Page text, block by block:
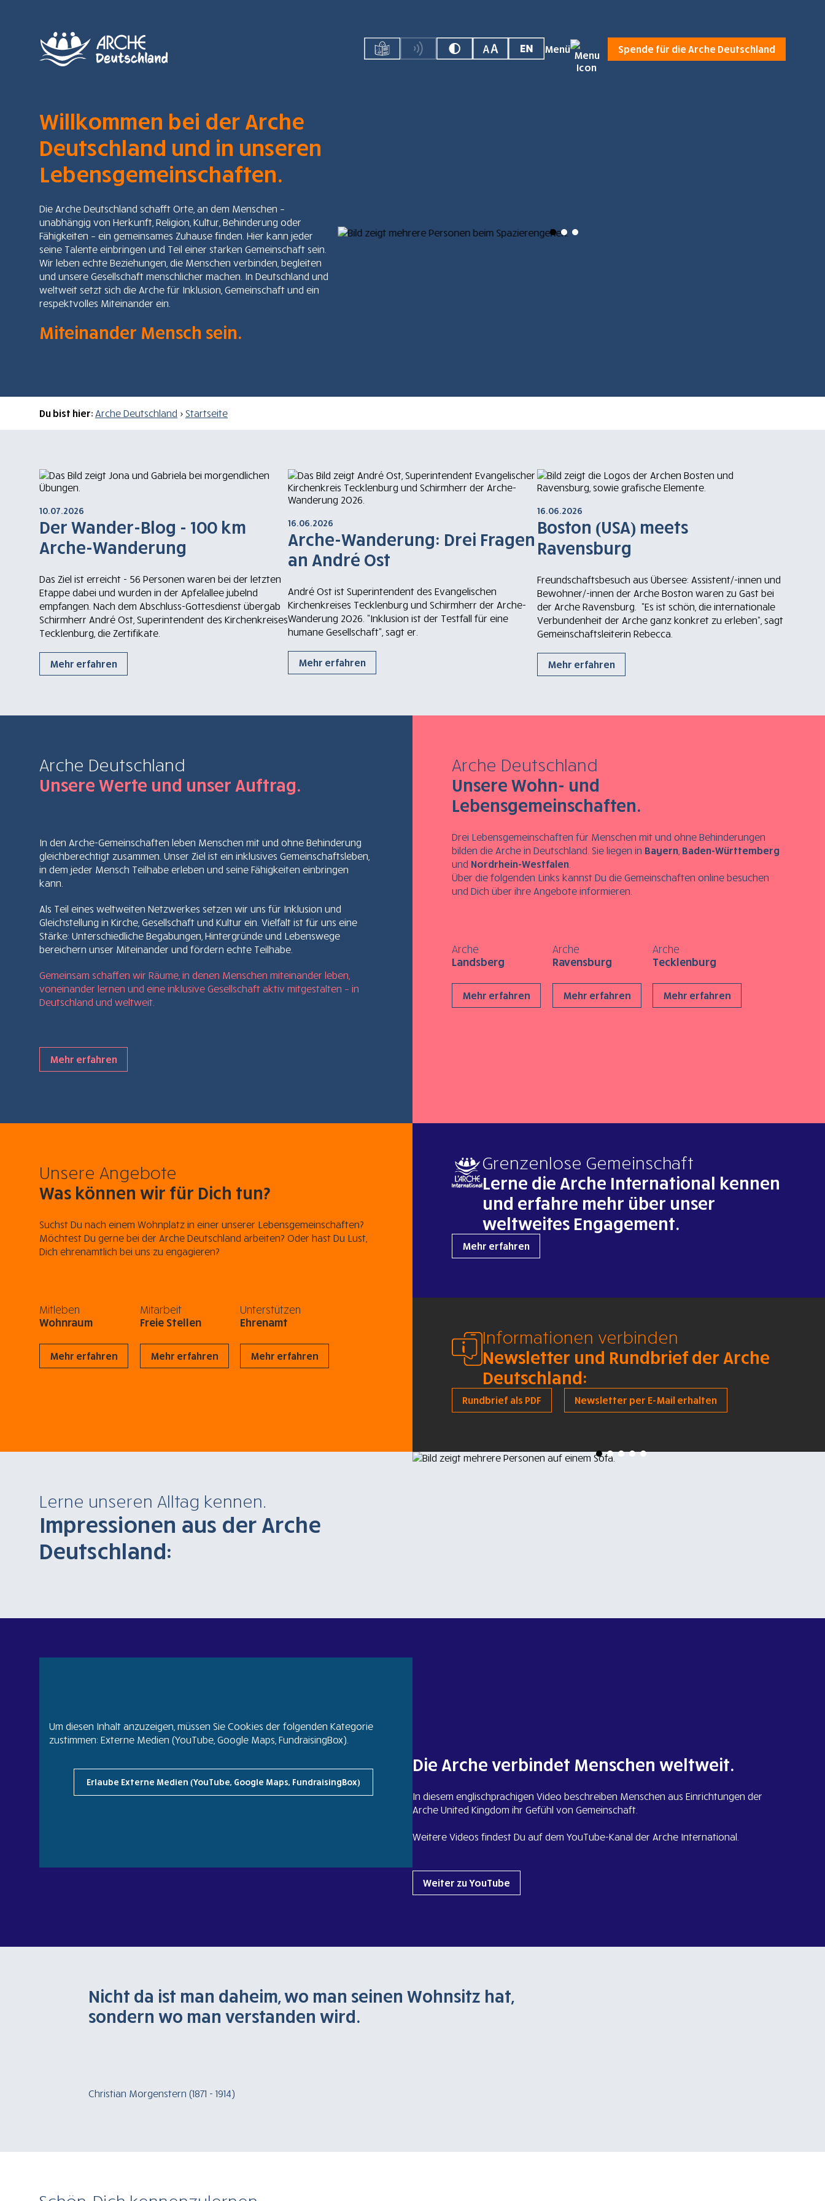
Menü Spende für die Arche Deutschland
Willkommen bei der Arche
Deutschland und in unseren
Lebensgemeinschaften.
Die Arche Deutschland schafft Orte, an dem Menschen –
unabhängig von Herkunft, Religion, Kultur, Behinderung oder
Fähigkeiten – ein gemeinsames Zuhause finden. Hier kann jeder
seine Talente einbringen und Teil einer starken Gemeinschaft sein.
Wir leben echte Beziehungen, die Menschen verbinden, begleiten
und unsere Gesellschaft menschlicher machen. In Deutschland und
weltweit setzt sich die Arche für Inklusion, Gemeinschaft und ein
respektvolles Miteinander ein.
Miteinander Mensch sein.
Du bist hier: Arche Deutschland > Startseite
10.07.2026
Der Wander-Blog - 100 km
Arche-Wanderung
Das Ziel ist erreicht - 56 Personen waren bei der letzten
Etappe dabei und wurden in der Apfelallee jubelnd
empfangen. Nach dem Abschluss-Gottesdienst übergab
Schirmherr André Ost, Superintendent des Kirchenkreises
Tecklenburg, die Zertifikate.
Mehr erfahren
16.06.2026
Arche-Wanderung: Drei Fragen
an André Ost
André Ost ist Superintendent des Evangelischen
Kirchenkreises Tecklenburg und Schirmherr der Arche-
Wanderung 2026. "Inklusion ist der Testfall für eine
humane Gesellschaft", sagt er.
Mehr erfahren
16.06.2026
Boston (USA) meets
Ravensburg
Freundschaftsbesuch aus Übersee: Assistent/-innen und
Bewohner/-innen der Arche Boston waren zu Gast bei
der Arche Ravensburg. "Es ist schön, die internationale
Verbundenheit der Arche ganz konkret zu erleben“, sagt
Gemeinschaftsleiterin Rebecca.
Mehr erfahren
Arche Deutschland
Unsere Werte und unser Auftrag.
In den Arche-Gemeinschaften leben Menschen mit und ohne Behinderung
gleichberechtigt zusammen. Unser Ziel ist ein inklusives Gemeinschaftsleben,
in dem jeder Mensch Teilhabe erleben und seine Fähigkeiten einbringen
kann.
Als Teil eines weltweiten Netzwerkes setzen wir uns für Inklusion und
Gleichstellung in Kirche, Gesellschaft und Kultur ein. Vielfalt ist für uns eine
Stärke: Unterschiedliche Begabungen, Hintergründe und Lebenswege
bereichern unser Miteinander und fördern echte Teilhabe.
Gemeinsam schaffen wir Räume, in denen Menschen miteinander leben,
voneinander lernen und eine inklusive Gesellschaft aktiv mitgestalten – in
Deutschland und weltweit.
Mehr erfahren
Arche Deutschland
Unsere Wohn- und
Lebensgemeinschaften.
Drei Lebensgemeinschaften für Menschen mit und ohne Behinderungen
bilden die Arche in Deutschland. Sie liegen in Bayern, Baden-Württemberg
und Nordrhein-Westfalen.
Über die folgenden Links kannst Du die Gemeinschaften online besuchen
und Dich über ihre Angebote informieren.
Arche
Landsberg
Mehr erfahren
Arche
Ravensburg
Mehr erfahren
Arche
Tecklenburg
Mehr erfahren
Unsere Angebote
Was können wir für Dich tun?
Suchst Du nach einem Wohnplatz in einer unserer Lebensgemeinschaften?
Möchtest Du gerne bei der Arche Deutschland arbeiten? Oder hast Du Lust,
Dich ehrenamtlich bei uns zu engagieren?
Mitleben
Wohnraum
Mehr erfahren
Mitarbeit
Freie Stellen
Mehr erfahren
Unterstützen
Ehrenamt
Mehr erfahren
Grenzenlose Gemeinschaft
Lerne die Arche International kennen
und erfahre mehr über unser
weltweites Engagement.
Mehr erfahren
Informationen verbinden
Newsletter und Rundbrief der Arche
Deutschland:
Rundbrief als PDF Newsletter per E-Mail erhalten
Lerne unseren Alltag kennen.
Impressionen aus der Arche
Deutschland:
Um diesen Inhalt anzuzeigen, müssen Sie Cookies der folgenden Kategorie
zustimmen: Externe Medien (YouTube, Google Maps, FundraisingBox).
Erlaube Externe Medien (YouTube, Google Maps, FundraisingBox)
Die Arche verbindet Menschen weltweit.
In diesem englischprachigen Video beschreiben Menschen aus Einrichtungen der
Arche United Kingdom ihr Gefühl von Gemeinschaft.
Weitere Videos findest Du auf dem YouTube-Kanal der Arche International.
Weiter zu YouTube
Nicht da ist man daheim, wo man seinen Wohnsitz hat,
sondern wo man verstanden wird.
Christian Morgenstern (1871 - 1914)